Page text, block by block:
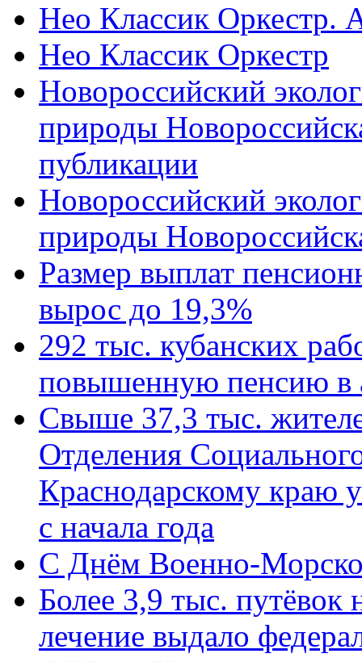
Нео Классик Оркестр.
Нео Классик Оркестр
Новороссийский
природы
публикации
Новороссийский
природы
Размер выплат
вырос до 19,3%
292 тыс. кубанских
повышенную пенсию в
Свыше 37,3 тыс.
Отделения
Краснодарскому краю
с начала года
C Днём Военно-
Более 3,9 тыс. путёвок
лечение выдало